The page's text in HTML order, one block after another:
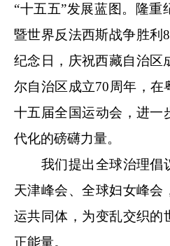
“十五五”发展蓝图。隆
暨世界反法西斯战争胜利
纪念日，庆祝西藏自治区
尔自治区成立70周年，
十五届全国运动会，进一
代化的磅礴力量。
我们提出全球治理倡
天津峰会、全球妇女峰会
运共同体，为变乱交织的
正能量。